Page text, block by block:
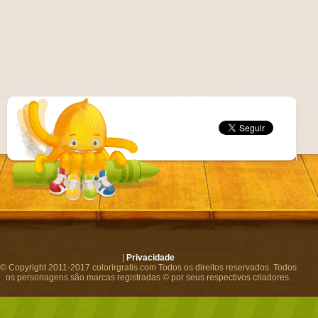
Privacidade
© Copyright 2011-2017 colorirgratis.com Todos os direitos reservados. Todos
os personagens são marcas registradas © por seus respectivos criadores.